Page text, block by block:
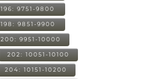
196: 9751-9800
198: 9851-9900
200: 9951-10000
202: 10051-10100
204: 10151-10200